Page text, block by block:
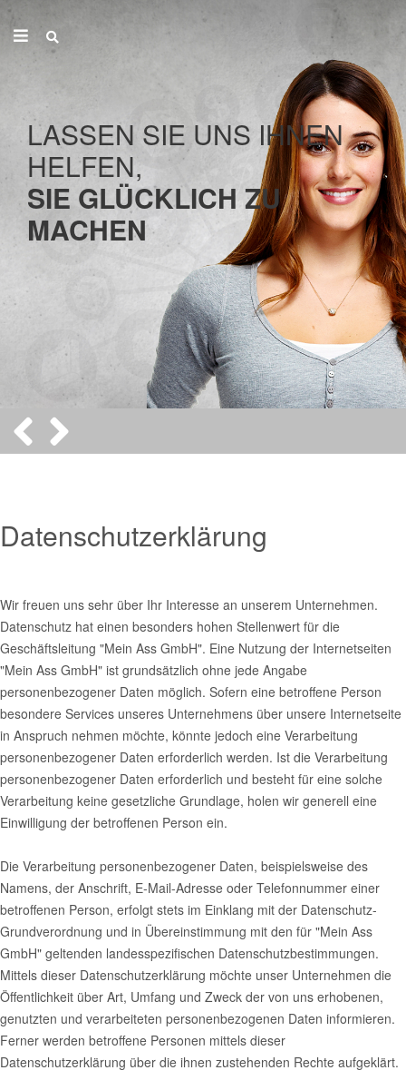
LASSEN SIE UNS IHNEN
HELFEN,
SIE GLÜCKLICH ZU
MACHEN
Datenschutzerklärung
Wir freuen uns sehr über Ihr Interesse an unserem Unternehmen.
Datenschutz hat einen besonders hohen Stellenwert für die
Geschäftsleitung "Mein Ass GmbH". Eine Nutzung der Internetseiten
"Mein Ass GmbH" ist grundsätzlich ohne jede Angabe
personenbezogener Daten möglich. Sofern eine betroffene Person
besondere Services unseres Unternehmens über unsere Internetseite
in Anspruch nehmen möchte, könnte jedoch eine Verarbeitung
personenbezogener Daten erforderlich werden. Ist die Verarbeitung
personenbezogener Daten erforderlich und besteht für eine solche
Verarbeitung keine gesetzliche Grundlage, holen wir generell eine
Einwilligung der betroffenen Person ein.
Die Verarbeitung personenbezogener Daten, beispielsweise des
Namens, der Anschrift, E-Mail-Adresse oder Telefonnummer einer
betroffenen Person, erfolgt stets im Einklang mit der Datenschutz-
Grundverordnung und in Übereinstimmung mit den für "Mein Ass
GmbH" geltenden landesspezifischen Datenschutzbestimmungen.
Mittels dieser Datenschutzerklärung möchte unser Unternehmen die
Öffentlichkeit über Art, Umfang und Zweck der von uns erhobenen,
genutzten und verarbeiteten personenbezogenen Daten informieren.
Ferner werden betroffene Personen mittels dieser
Datenschutzerklärung über die ihnen zustehenden Rechte aufgeklärt.